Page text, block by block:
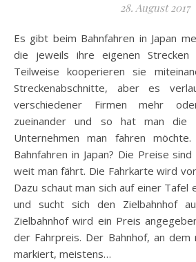
28. August 2017
Es gibt beim Bahnfahren in Japan mehrere Unternehmen,
die jeweils ihre eigenen Strecken
Teilweise kooperieren sie
Streckenabschnitte, aber es
verschiedener Firmen mehr
zueinander und so hat man die
Unternehmen man fahren
Bahnfahren in Japan? Die Preise
weit man fährt. Die Fahrkarte wird
Dazu schaut man sich auf einer Tafel
und sucht sich den Zielbahnhof
Zielbahnhof wird ein Preis
der Fahrpreis. Der Bahnhof, an
markiert, meistens…